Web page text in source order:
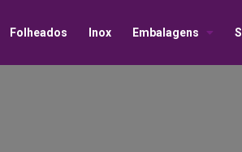
Folheados Inox Embalagens